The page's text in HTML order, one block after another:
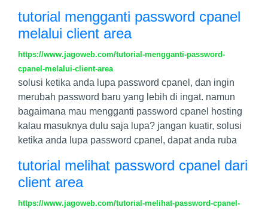
tutorial mengganti password cpanel
melalui client area
https://www.jagoweb.com/tutorial-mengganti-password-
cpanel-melalui-client-area
solusi ketika anda lupa password cpanel, dan ingin
merubah password baru yang lebih di ingat. namun
bagaimana mau mengganti password cpanel hosting
kalau masuknya dulu saja lupa? jangan kuatir, solusi
ketika anda lupa password cpanel, dapat anda ruba
tutorial melihat password cpanel dari
client area
https://www.jagoweb.com/tutorial-melihat-password-cpanel-